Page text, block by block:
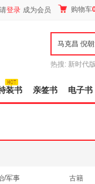
登录 成为会员 购物车
热搜: 新时代
装书 亲签书 电子书
/军事 古籍